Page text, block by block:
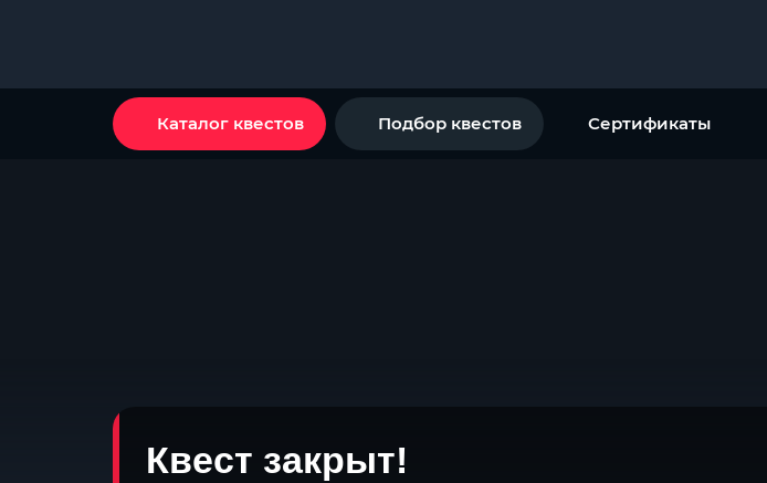
Каталог квестов Подбор квестов Сертификаты
Квест закрыт!